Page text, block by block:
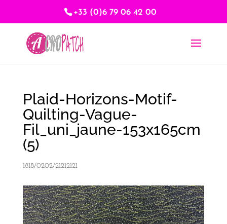
+33 (0)6 79 06 42 00
Plaid-Horizons-Motif-
Quilting-Vague-
Fil_uni_jaune-153x165cm
(5)
1818/0202/21212121